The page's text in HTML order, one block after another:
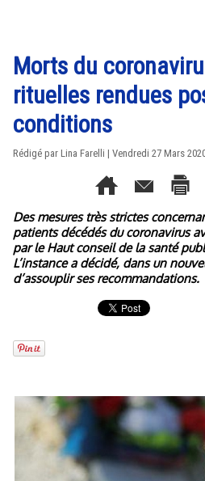
Morts du
rituelles rendues
conditions
Rédigé par Lina Farelli | Vendredi 27 Mars
Des mesures très strictes
patients décédés du coronavirus
par le Haut conseil de la santé
L’instance a décidé, dans un
d’assouplir ses recommandations.